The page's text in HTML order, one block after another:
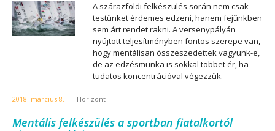
A szárazföldi felkészülés során nem csak
testünket érdemes edzeni, hanem fejünkben
sem árt rendet rakni. A versenypályán
nyújtott teljesítményben fontos szerepe van,
hogy mentálisan összeszedettek vagyunk-e,
de az edzésmunka is sokkal többet ér, ha
tudatos koncentrációval végezzük.
2018. március 8. - Horizont
Mentális felkészülés a sportban fiatalkortól